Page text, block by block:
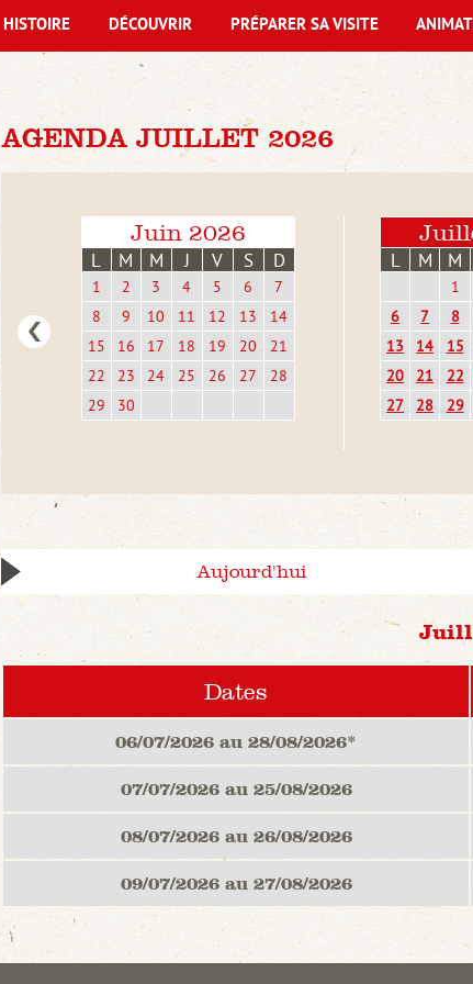
AGENDA JUILLET 2026
Juin 2026
L M M J V S D
1 2 3 4 5 6
7
8
9 10 11 12 13
14
15
16 17 18 19 20
21
22
23 24 25 26 27
28
29
30
L M M
1
6
7 8
13
14 15
20
21 22
27
28 29
Aujourd'hui
Dates
06/07/2026 au 28/08/2026*
07/07/2026 au 25/08/2026
08/07/2026 au 26/08/2026
09/07/2026 au 27/08/2026
HISTOIRE DÉCOUVRIR PRÉPARER SA VISITE